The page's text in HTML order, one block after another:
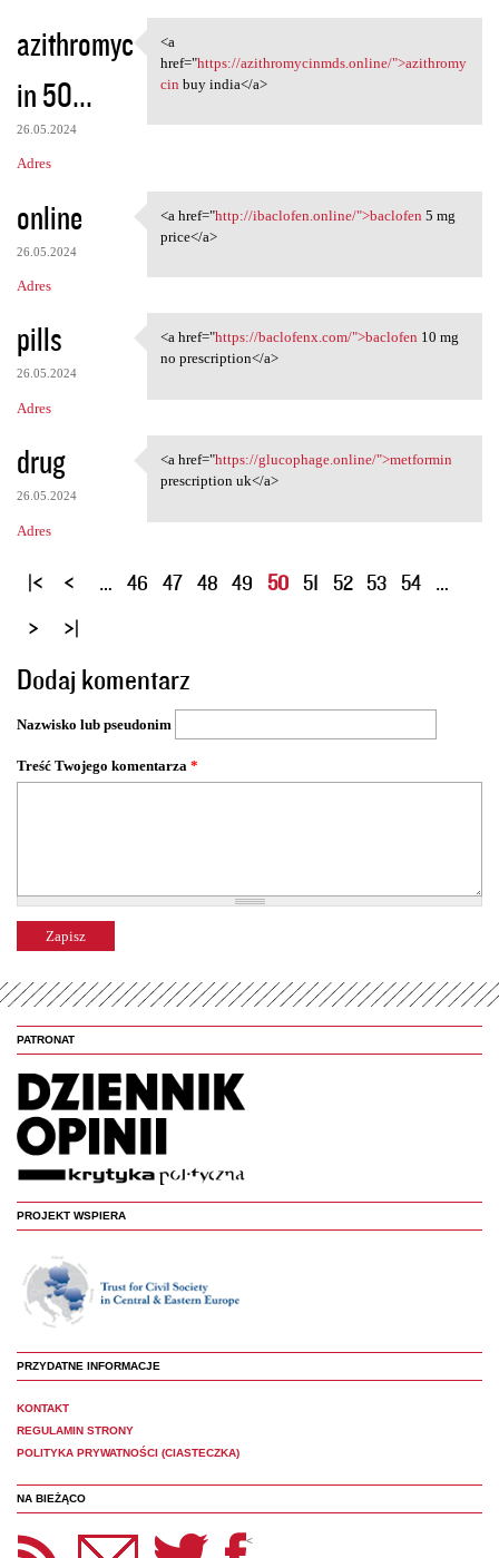
azithromyc
in 50...
26.05.2024
Adres
<a href="https:/
<a
href="https://azithromycinmds.online/">azithromy
cin buy india</a>
online
26.05.2024
Adres
<a href="http://ibaclofen
<a href="http://ibaclofen.online/">baclofen 5 mg
price</a>
pills
26.05.2024
Adres
<a href="https://baclofenx
<a href="https://baclofenx.com/">baclofen 10 mg
no prescription</a>
drug
26.05.2024
Adres
<a href="https://glucophage
<a href="https://glucophage.online/">metformin
prescription uk</a>
S
o
n
y
… 46 47 48 49 50 51 52 53 54 …
Dodaj komentarz
Nazwisko lub pseudonim
Treść Twojego komentarza *
PATRONAT
PROJEKT WSPIERA
PRZYDATNE INFORMACJE
KONTAKT
REGULAMIN STRONY
POLITYKA PRYWATNOŚCI (CIASTECZKA)
NA BIEŻĄCO
Panoptyka Facebook <